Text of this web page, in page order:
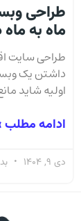
طراحی
ماه به ماه
طراحی سایت
داشتن یک
اولیه شاید
ادامه مطلب
دی 9, 1404